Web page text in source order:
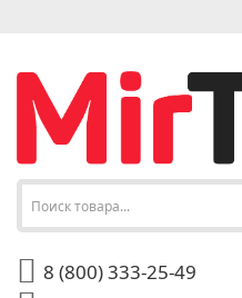
8 (800) 333-25-49